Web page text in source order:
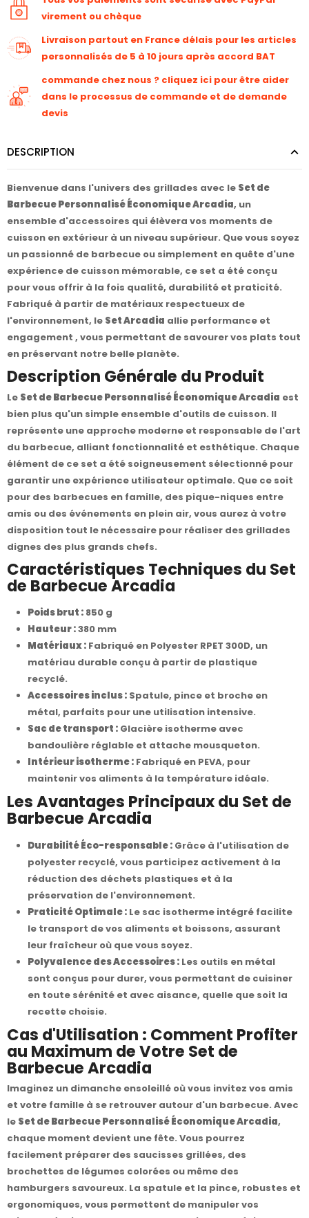
virement ou chèque
Livraison partout en France délais pour les articles
personnalisés de 5 à 10 jours après accord BAT
commande chez nous ? cliquez ici pour être aider
dans le processus de commande et de demande
devis
DESCRIPTION
Bienvenue dans l'univers des grillades avec le Set de
Barbecue Personnalisé Économique Arcadia, un
ensemble d'accessoires qui élèvera vos moments de
cuisson en extérieur à un niveau supérieur. Que vous soyez
un passionné de barbecue ou simplement en quête d'une
expérience de cuisson mémorable, ce set a été conçu
pour vous offrir à la fois qualité, durabilité et praticité.
Fabriqué à partir de matériaux respectueux de
l'environnement, le Set Arcadia allie performance et
engagement , vous permettant de savourer vos plats tout
en préservant notre belle planète.
Description Générale du Produit
Le Set de Barbecue Personnalisé Économique Arcadia est
bien plus qu'un simple ensemble d'outils de cuisson. Il
représente une approche moderne et responsable de l'art
du barbecue, alliant fonctionnalité et esthétique. Chaque
élément de ce set a été soigneusement sélectionné pour
garantir une expérience utilisateur optimale. Que ce soit
pour des barbecues en famille, des pique-niques entre
amis ou des événements en plein air, vous aurez à votre
disposition tout le nécessaire pour réaliser des grillades
dignes des plus grands chefs.
Caractéristiques Techniques du Set
de Barbecue Arcadia
Poids brut : 850 g
Hauteur :380 mm
Matériaux : Fabriqué en Polyester RPET 300D, un
matériau durable conçu à partir de plastique
recyclé.
Accessoires inclus : Spatule, pince et broche en
métal, parfaits pour une utilisation intensive.
Sac de transport : Glacière isotherme avec
bandoulière réglable et attache mousqueton.
Intérieur isotherme : Fabriqué en PEVA, pour
maintenir vos aliments à la température idéale.
Les Avantages Principaux du Set de
Barbecue Arcadia
Durabilité Éco-responsable : Grâce à l'utilisation de
polyester recyclé, vous participez activement à la
réduction des déchets plastiques et à la
préservation de l'environnement.
Praticité Optimale : Le sac isotherme intégré facilite
le transport de vos aliments et boissons, assurant
leur fraîcheur où que vous soyez.
Polyvalence des Accessoires : Les outils en métal
sont conçus pour durer, vous permettant de cuisiner
en toute sérénité et avec aisance, quelle que soit la
recette choisie.
Cas d'Utilisation : Comment Profiter
au Maximum de Votre Set de
Barbecue Arcadia
Imaginez un dimanche ensoleillé où vous invitez vos amis
et votre famille à se retrouver autour d'un barbecue. Avec
le Set de Barbecue Personnalisé Économique Arcadia,
chaque moment devient une fête. Vous pourrez
facilement préparer des saucisses grillées, des
brochettes de légumes colorées ou même des
hamburgers savoureux. La spatule et la pince, robustes et
ergonomiques, vous permettent de manipuler vos